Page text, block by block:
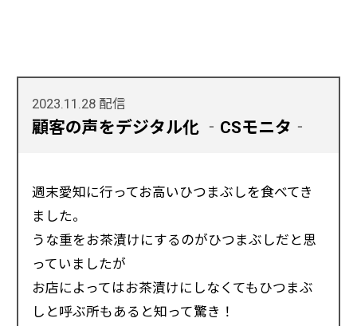
2023.11.28配信
顧客の声をデジタル化 ‐CSモニタ‐
週末愛知に行ってお高いひつまぶしを食べてき
ました。
うな重をお茶漬けにするのがひつまぶしだと思
っていましたが
お店によってはお茶漬けにしなくてもひつまぶ
しと呼ぶ所もあると知って驚き！